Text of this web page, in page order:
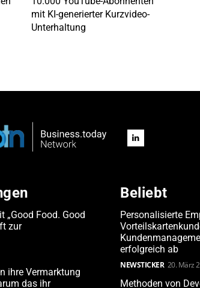
mit KI-generierter Kurzvideo-
Unterhaltung
„Good Food. Good
zur
ihre Vermarktung
das ihr
Beliebt
Personalisierte
erfolgreich ab
NEWSTICKER 20. März
Methoden von